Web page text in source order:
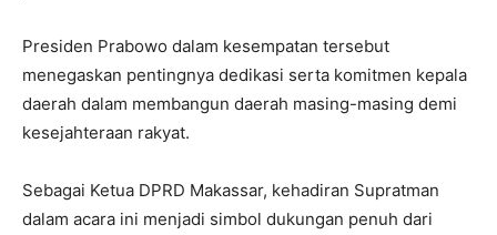
Presiden Prabowo dalam kesempatan tersebut
menegaskan pentingnya dedikasi serta komitmen kepala
daerah dalam membangun daerah masing-masing demi
kesejahteraan rakyat.
Sebagai Ketua DPRD Makassar, kehadiran Supratman
dalam acara ini menjadi simbol dukungan penuh dari